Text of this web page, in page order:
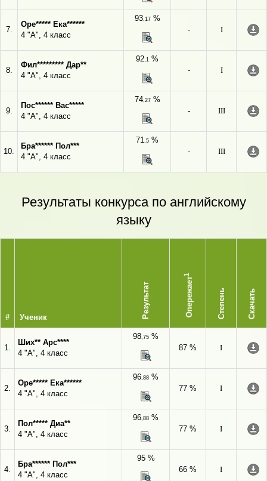
7.
Оре***** Ека******
4 "А", 4 класс
93,17%
-
I
8.
Фил********* Дар**
4 "А", 4 класс
92,1 %
-
I
9.
Пос****** Вас*****
4 "А", 4 класс
74,27%
-
III
10.
Бра****** Пол***
4 "А", 4 класс
71,5 %
-
III
Результаты конкурса по английскому
языку
# Ученик Результат Опережает
1
Степень Скачать
1.
Ших** Арс****
4 "А", 4 класс
98,75 %
87 %
I
2.
Оре***** Ека******
4 "А", 4 класс
96,88 %
77 %
I
3.
Пол***** Диа**
4 "А", 4 класс
96,88 %
77 %
I
4.
Бра****** Пол***
4 "А", 4 класс
95 %
66 %
I